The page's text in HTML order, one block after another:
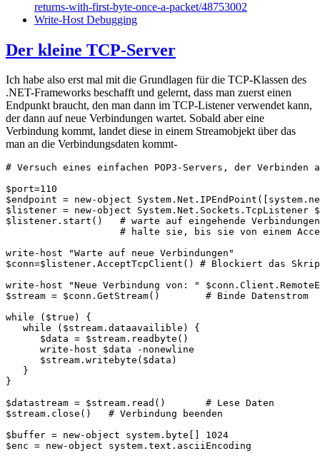
returns-with-first-byte-once-a-packet/48753002
Write-Host Debugging
Der kleine TCP-Server
Ich habe also erst mal mit die Grundlagen für die TCP-Klassen des
.NET-Frameworks beschafft und gelernt, dass man zuerst einen
Endpunkt braucht, den man dann im TCP-Listener verwendet kann,
der dann auf neue Verbindungen wartet. Sobald aber eine
Verbindung kommt, landet diese in einem Streamobjekt über das
man an die Verbindungsdaten kommt-
# Versuch eines einfachen POP3-Servers, der
$port=110
$endpoint = new-object
$listener = new-object System.Net.Sockets.TcpListener
$listener.start()   # warte auf eingehende
# halte sie, bis sie von einem
write-host "Warte auf neue Verbindungen"
$conn=$listener.AcceptTcpClient() # Blockiert das
write-host "Neue Verbindung von: "
$stream = $conn.GetStream()        # Binde Datenstrom
while ($true) {
   while ($stream.dataavailible) {
      $data = $stream.readbyte()
      write-host $data -nonewline
      $stream.writebyte($data)
   }
}
$datastream = $stream.read()       # Lese Daten
$stream.close()   # Verbindung beenden
$buffer = new-object system.byte[] 1024
$enc = new-object system.text.asciiEncoding